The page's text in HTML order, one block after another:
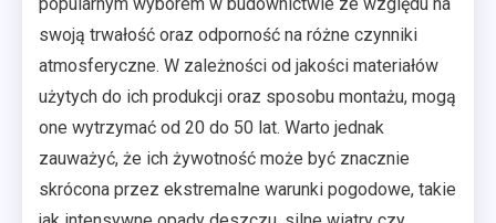
swoją trwałość oraz odporność na różne czynniki
atmosferyczne. W zależności od jakości materiałów
użytych do ich produkcji oraz sposobu montażu, mogą
one wytrzymać od 20 do 50 lat. Warto jednak
zauważyć, że ich żywotność może być znacznie
skrócona przez ekstremalne warunki pogodowe, takie